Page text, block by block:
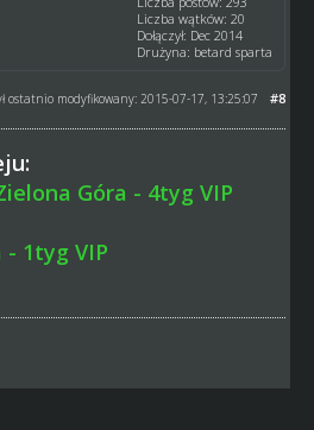
Liczba wątków: 20
Dołączył: Dec 2014
Drużyna: betard sparta
#8
ostatnio modyfikowany: 2015-07-17, 13:25:07
Góra - 4tyg VIP
- 1tyg VIP